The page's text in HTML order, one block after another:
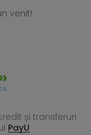
venit!
și transferuri
PayU